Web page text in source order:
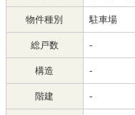
物件種別 駐車場
総戸数 -
構造 -
階建 -